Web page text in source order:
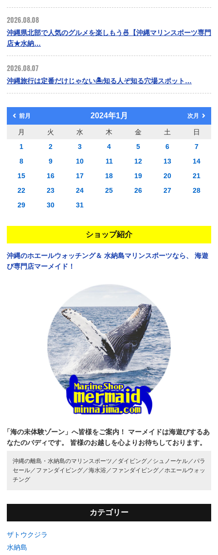
2026.08.08
沖縄県北部で人気のグルメを楽しもう🍜【沖縄マリンスポーツ専門
店★水納…
2026.08.07
沖縄旅行は定番だけじゃない🏝️知る人ぞ知る穴場スポット…
前月 2024年1月 次月
月 火 水 木 金 土
日
1
2 3 4 5 6
7
8
9 10 11 12 13
14
15
16 17 18 19 20
21
22
23 24 25 26 27
28
29
30 31
ショップ紹介
沖縄のホエールウォッチング＆ 水納島マリンスポーツなら、
海遊
び専門店マーメイド！
「海の未体験ゾーン」へ皆様をご案内！
マーメイドは海遊びするあ
なたのバディです。
皆様のお越しを心よりお待ちしております。
沖縄の離島・水納島のマリンスポーツ／ ダイビング／ シュノーケル／パラ
セール／ ファンダイビング／海水浴／ ファンダイビング／ホエールウォッ
チング
カテゴリー
ザトウクジラ
水納島